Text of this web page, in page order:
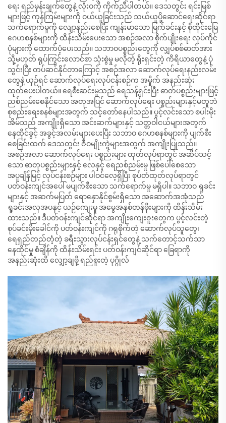
ရေး ရည်မှန်းချက်တွေနဲ့ လုံးဝကို ကိုက်ညီပါတယ်။ ဒေသတွင်း ရင်းမြစ်
များဖြင့် ကုန်ကြမ်းများကို ဝယ်ယူခြင်းသည် သယ်ယူပို့ဆောင်ရေးဆိုင်ရာ
သက်ရောက်မှုကို လျော့နည်းစေပြီး ကျန်းမာသော မြက်ခင်းနှင့် စိုထိုင်းမြေ
ဂေဟစနစ်များကို ထိန်းသိမ်းပေးသော အစဉ်အလာ စိုက်ပျိုးရေး လုပ်ကိုင်
ပုံများကို ထောက်ပံ့ပေးသည်။ သဘာဝပစ္စည်းတွေကို လျှပ်စစ်ဓာတ်အား
သို့မဟုတ် ရုပ်ကြွင်းလောင်စာ သုံးစွဲမှု မလိုတဲ့ ရိုးရှင်းတဲ့ ကိရိယာတွေနဲ့ ပုံ
သွင်းပြီး တပ်ဆင်နိုင်တာကြောင့် အစဉ်အလာ ဆောက်လုပ်ရေးနည်းလမ်း
တွေနဲ့ ယှဉ်ရင် ဆောက်လုပ်ရေးလုပ်ငန်းစဉ်က အမှိုက် အနည်းဆုံး
ထုတ်ပေးပါတယ်။ ရေစီးဆင်းမှုသည် ရေသန့်ရှင်းပြီး ဓာတ်ပစ္စည်းများဖြင့်
ညစ်ညမ်းစေနိုင်သော အတုအပြင် ဆောက်လုပ်ရေး ပစ္စည်းများနှင့်မတူဘဲ
စုစည်းရေးစနစ်များအတွက် သင့်တော်နေပါသည်။ ပွင့်လင်းသော စပါးမိုး
အိမ်သည် အကျိုးရှိသော အင်းဆက်များနှင့် သတ္တဝါငယ်များအတွက်
နေထိုင်ခွင့် အခွင့်အလမ်းများပေးပြီး သဘာဝ ဂေဟစနစ်များကို ပျက်စီး
စေခြင်းထက် ဒေသတွင်း ဇီဝမျိုးကွဲများအတွက် အကျိုးပြုသည်။
အစဉ်အလာ ဆောက်လုပ်ရေး ပစ္စည်းများ ထုတ်လုပ်ရာတွင် အဆိပ်သင့်
သော ဓာတုပစ္စည်းများနှင့် လေနှင့် ရေညစ်ညမ်းမှု ဖြစ်ပေါ်စေသော
အပူချိန်မြင့် လုပ်ငန်းစဉ်များ ပါဝင်လေ့ရှိပြီး စုပ်တံထုတ်လုပ်ရာတွင်
ပတ်ဝန်းကျင်အပေါ် မပျက်စီးသော သက်ရောက်မှု မရှိပါ။ သဘာဝ ရှုခင်း
များနှင့် အဆက်မပြတ် ရောနှောနိုင်စွမ်းရှိသော အဆောက်အအုံသည်
ရှုခင်းအလှအပနှင့် ယဉ်ကျေးမှု အမွေအနှစ်တန်ဖိုးများကို ထိန်းသိမ်း
ထားသည်။ ဒီပတ်ဝန်းကျင်ဆိုင်ရာ အကျိုးကျေးဇူးတွေက ပွင့်လင်းတဲ့
စုပ်ခင်းမိုးခေါင်ကို ပတ်ဝန်းကျင်ကို ဂရုစိုက်တဲ့ ဆောက်လုပ်သူတွေ၊
ရေရှည်တည်တံ့တဲ့ ခရီးသွားလုပ်ငန်းရှင်တွေနဲ့ သက်တောင့်သက်သာ
နေထိုင်မှု စံချိန်ကို ထိန်းသိမ်းရင်း ပတ်ဝန်းကျင်ဆိုင်ရာ ခြေရာကို
အနည်းဆုံးထိ လျှော့ချဖို့ ရည်စူးတဲ့ ပုဂ္ဂိုလ်